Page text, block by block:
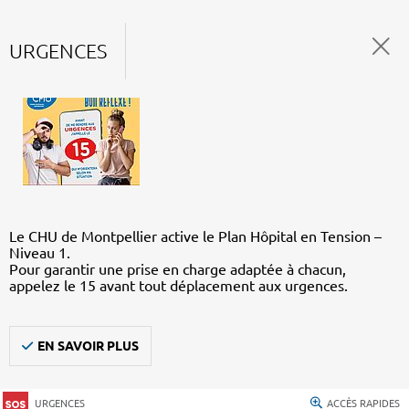
URGENCES
Le CHU de Montpellier active le Plan Hôpital en Tension –
Niveau 1.
Pour garantir une prise en charge adaptée à chacun,
appelez le 15 avant tout déplacement aux urgences.
EN SAVOIR PLUS
URGENCES ACCÈS RAPIDES